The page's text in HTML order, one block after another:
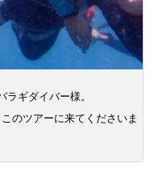
ギダイバー様。
のツアーに来てくださいま